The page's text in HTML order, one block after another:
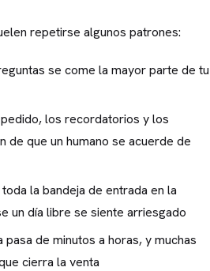
repetirse algunos patrones:
se come la mayor parte de tu
los recordatorios y los
de que un humano se acuerde de
la bandeja de entrada en la
un día libre se siente arriesgado
de minutos a horas, y muchas
cierra la venta